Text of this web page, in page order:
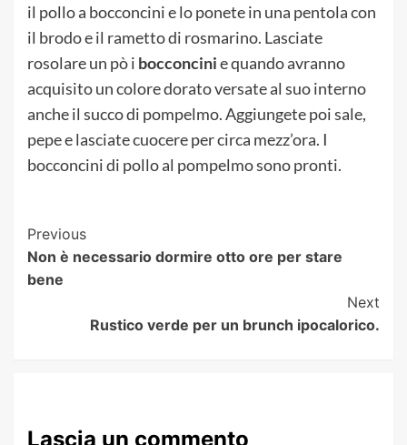
il pollo a bocconcini e lo ponete in una pentola con
il brodo e il rametto di rosmarino. Lasciate
rosolare un pò i bocconcinie quando avranno
acquisito un colore dorato versate al suo interno
anche il succo di pompelmo. Aggiungete poi sale,
pepe e lasciate cuocere per circa mezz’ora. I
bocconcini di pollo al pompelmo sono pronti.
Post
Navigation
Previous
Non è necessario dormire otto ore per stare
bene
Next
Rustico verde per un brunch ipocalorico.
Lascia un commento